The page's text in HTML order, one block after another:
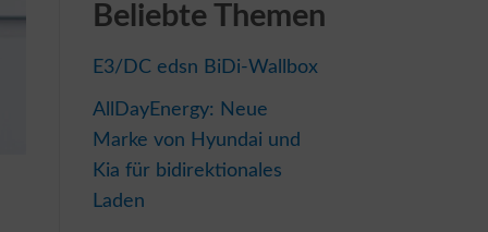
Beliebte Themen
E3/DC edsn BiDi-Wallbox
AllDayEnergy: Neue
Marke von Hyundai und
Kia für bidirektionales
Laden